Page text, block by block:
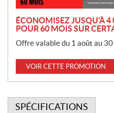
ÉCONOMISEZ JUSQU’À
POUR 60 MOIS SUR
Offre valable du 1 août au 30
VOIR CETTE PROMOTION
SPÉCIFICATIONS